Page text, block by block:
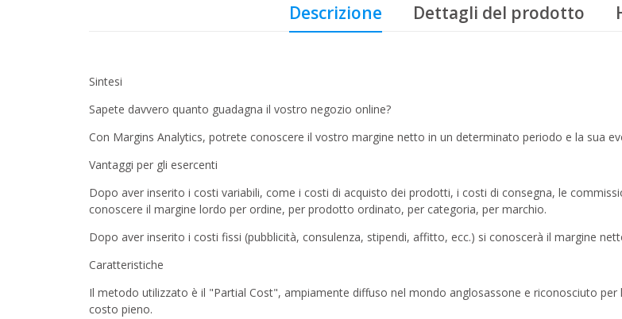
Descrizione Dettagli del prodotto
Sintesi
Sapete davvero quanto guadagna il vostro negozio online?
Con Margins Analytics, potrete conoscere il vostro margine netto in un determinato periodo e la sua
Vantaggi per gli esercenti
Dopo aver inserito i costi variabili, come i costi di acquisto dei prodotti, i costi di consegna, le
conoscere il margine lordo per ordine, per prodotto ordinato, per categoria, per marchio.
Dopo aver inserito i costi fissi (pubblicità, consulenza, stipendi, affitto, ecc.) si conoscerà il margine
Caratteristiche
Il metodo utilizzato è il "Partial Cost", ampiamente diffuso nel mondo anglosassone e riconosciuto
costo pieno.